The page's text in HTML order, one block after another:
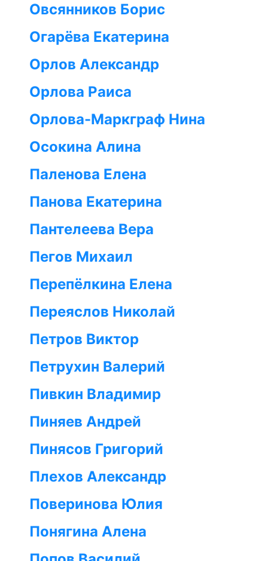
Овсянников Борис
Огарёва Екатерина
Орлов Александр
Орлова Раиса
Орлова-Маркграф Нина
Осокина Алина
Паленова Елена
Панова Екатерина
Пантелеева Вера
Пегов Михаил
Перепёлкина Елена
Переяслов Николай
Петров Виктор
Петрухин Валерий
Пивкин Владимир
Пиняев Андрей
Пинясов Григорий
Плехов Александр
Поверинова Юлия
Понягина Алена